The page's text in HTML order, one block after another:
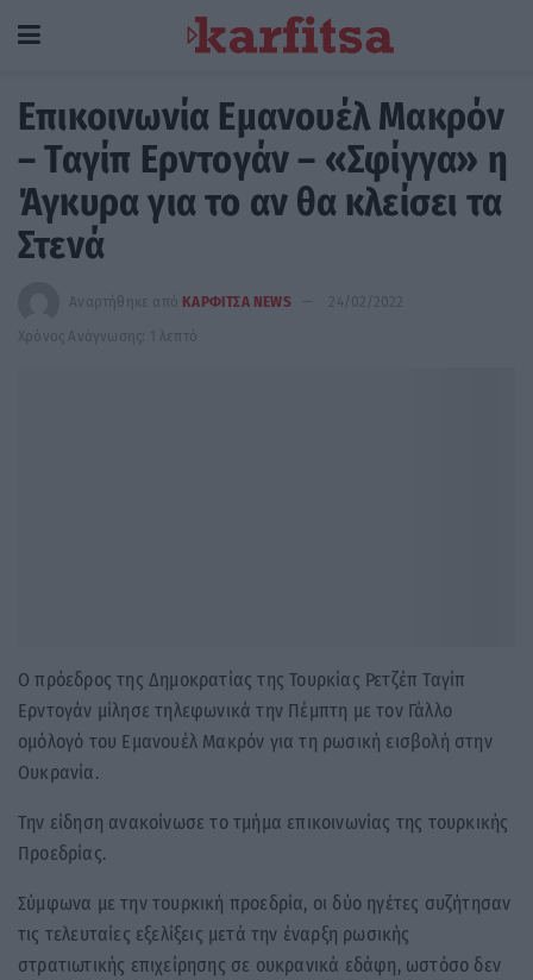
Επικοινωνία Εμανουέλ Μακρόν
– Ταγίπ Ερντογάν – «Σφίγγα» η
Άγκυρα για το αν θα κλείσει τα
Στενά
Αναρτήθηκε από ΚΑΡΦΙΤΣΑ NEWS
24/02/2022
Χρόνος Ανάγνωσης: 1 λεπτό
Ο πρόεδρος της Δημοκρατίας της Τουρκίας Ρετζέπ Ταγίπ
Ερντογάν μίλησε τηλεφωνικά την Πέμπτη με τον Γάλλο
ομόλογό του Εμανουέλ Μακρόν για τη ρωσική εισβολή στην
Ουκρανία.
Την είδηση ανακοίνωσε το τμήμα επικοινωνίας της τουρκικής
Προεδρίας.
Σύμφωνα με την τουρκική προεδρία, οι δύο ηγέτες συζήτησαν
τις τελευταίες εξελίξεις μετά την έναρξη ρωσικής
στρατιωτικής επιχείρησης σε ουκρανικά εδάφη, ωστόσο δεν